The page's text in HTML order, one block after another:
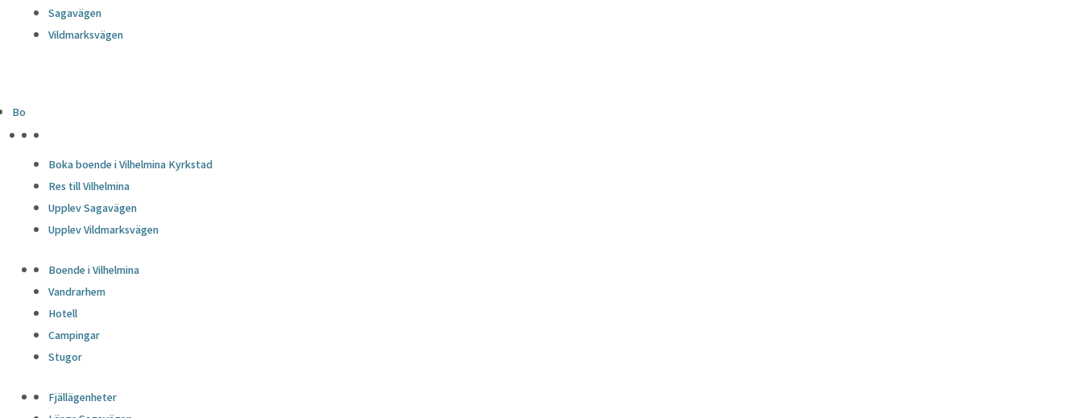
Sagavägen
Vildmarksvägen
Bo
Boka boende i Vilhelmina Kyrkstad
Res till Vilhelmina
Upplev Sagavägen
Upplev Vildmarksvägen
Boende i Vilhelmina
Vandrarhem
Hotell
Campingar
Stugor
Fjällägenheter